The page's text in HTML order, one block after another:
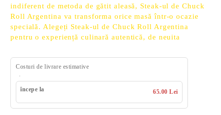
indiferent de metoda de gătit aleasă, Steak-ul de Chuck
Roll Argentina va transforma orice masă într-o ocazie
specială. Alegeți Steak-ul de Chuck Roll Argentina
pentru o experiență culinară autentică, de neuita
Costuri de livrare estimative
începe la 65.00 Lei